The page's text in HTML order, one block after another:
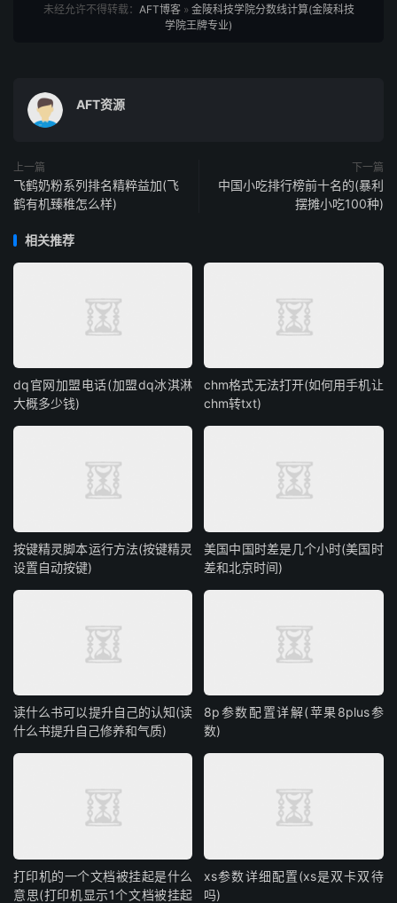
未经允许不得转载： AFT博客» 金陵科技学院分数线计算(金陵科技
学院王牌专业)
AFT资源
上一篇
飞鹤奶粉系列排名精粹益加(飞
鹤有机臻稚怎么样)
下一篇
中国小吃排行榜前十名的(暴利
摆摊小吃100种)
相关推荐
dq官网加盟电话(加盟dq冰淇淋
大概多少钱)
chm格式无法打开(如何用手机让
chm转txt)
按键精灵脚本运行方法(按键精灵
设置自动按键)
美国中国时差是几个小时(美国时
差和北京时间)
读什么书可以提升自己的认知(读
什么书提升自己修养和气质)
8p参数配置详解(苹果8plus参
数)
打印机的一个文档被挂起是什么
意思(打印机显示1个文档被挂起
xs参数详细配置(xs是双卡双待
吗)